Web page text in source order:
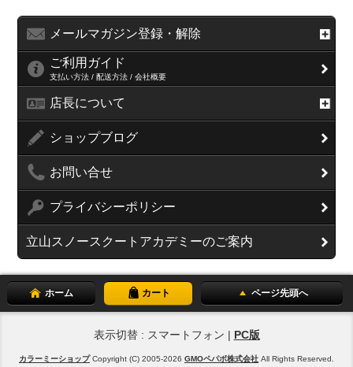
メールマガジン登録・解除
ご利用ガイド
支払い方法 / 配送方法 / 会社概要
店長について
ショップブログ
お問い合せ
プライバシーポリシー
立山スノースクートアカデミーのご案内
ホーム カート ページ先頭へ
表示切替 : スマートフォン | PC版
カラーミーショップCopyright (C) 2005-2026 GMOペパボ株式会社 All Rights Reserved.